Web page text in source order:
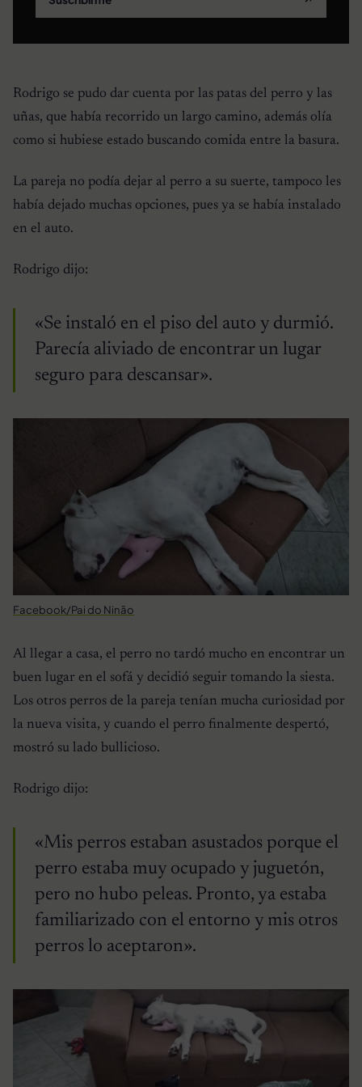
Rodrigo se pudo dar cuenta por las patas del perro y las
uñas, que había recorrido un largo camino, además olía
como si hubiese estado buscando comida entre la basura.
La pareja no podía dejar al perro a su suerte, tampoco les
había dejado muchas opciones, pues ya se había instalado
en el auto.
Rodrigo dijo:
«Se instaló en el piso del auto y durmió.
Parecía aliviado de encontrar un lugar
seguro para descansar».
Facebook/Pai do Ninão
Al llegar a casa, el perro no tardó mucho en encontrar un
buen lugar en el sofá y decidió seguir tomando la siesta.
Los otros perros de la pareja tenían mucha curiosidad por
la nueva visita, y cuando el perro finalmente despertó,
mostró su lado bullicioso.
Rodrigo dijo:
«Mis perros estaban asustados porque el
perro estaba muy ocupado y juguetón,
pero no hubo peleas. Pronto, ya estaba
familiarizado con el entorno y mis otros
perros lo aceptaron».